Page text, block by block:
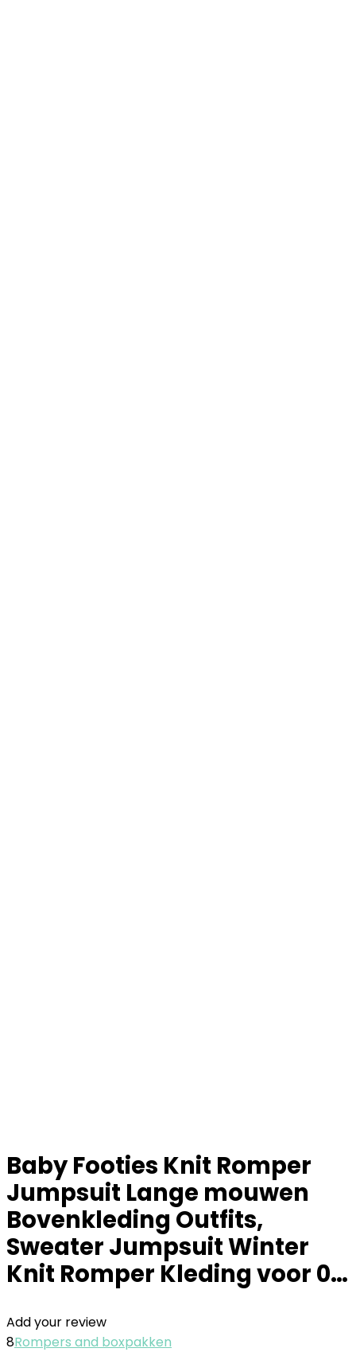
Baby Footies Knit Romper
Jumpsuit Lange mouwen
Bovenkleding Outfits,
Sweater Jumpsuit Winter
Knit Romper Kleding voor 0…
Add your review
8Rompers and boxpakken